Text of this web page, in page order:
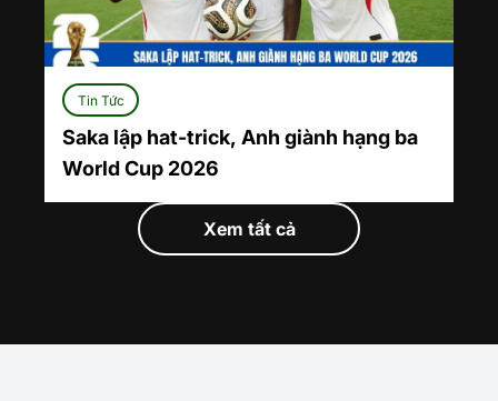
Tin Tức
Saka lập hat-trick, Anh giành hạng ba
World Cup 2026
Xem tất cả